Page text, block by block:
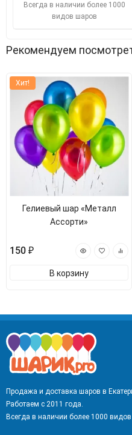
Всегда в наличии более 1000
видов шаров
Рекомендуем
Хит!
Гелиевый шар «Металл
Ассорти»
150 ₽
В корзину
Продажа и доставка шаров в
Работаем с 2011 года.
Всегда в наличии более 1000